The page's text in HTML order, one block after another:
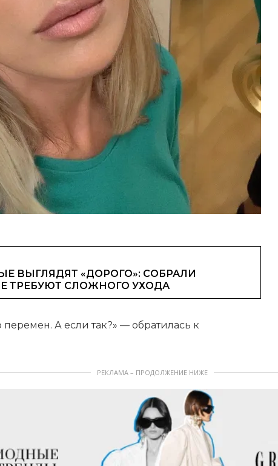
ВЫГЛЯДЯТ «ДОРОГО»: СОБРАЛИ
ТРЕБУЮТ СЛОЖНОГО УХОДА
перемен. А если так?» — обратилась к
РЕКЛАМА – ПРОДОЛЖЕНИЕ НИЖЕ